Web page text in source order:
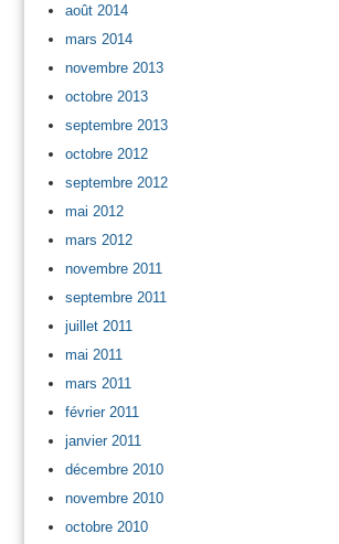
août 2014
mars 2014
novembre 2013
octobre 2013
septembre 2013
octobre 2012
septembre 2012
mai 2012
mars 2012
novembre 2011
septembre 2011
juillet 2011
mai 2011
mars 2011
février 2011
janvier 2011
décembre 2010
novembre 2010
octobre 2010